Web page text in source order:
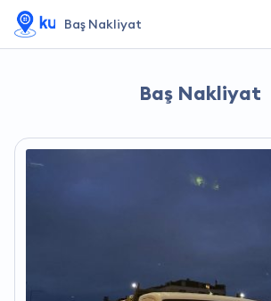
Baş Nakliyat
Baş Nakliyat